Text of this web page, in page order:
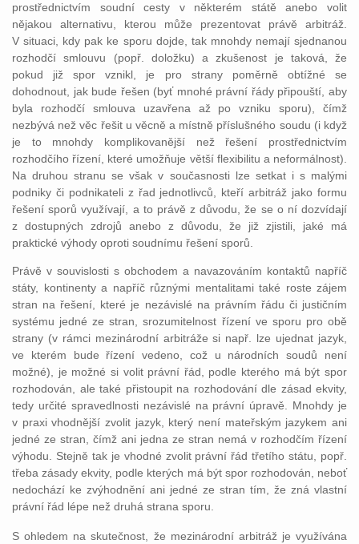
prostřednictvím soudní cesty v některém státě anebo volit
nějakou alternativu, kterou může prezentovat právě arbitráž.
V situaci, kdy pak ke sporu dojde, tak mnohdy nemají sjednanou
rozhodčí smlouvu (popř. doložku) a zkušenost je taková, že
pokud již spor vznikl, je pro strany poměrně obtížné se
dohodnout, jak bude řešen (byť mnohé právní řády připouští, aby
byla rozhodčí smlouva uzavřena až po vzniku sporu), čímž
nezbývá než věc řešit u věcně a místně příslušného soudu (i když
je to mnohdy komplikovanější než řešení prostřednictvím
rozhodčího řízení, které umožňuje větší flexibilitu a neformálnost).
Na druhou stranu se však v současnosti lze setkat i s malými
podniky či podnikateli z řad jednotlivců, kteří arbitráž jako formu
řešení sporů využívají, a to právě z důvodu, že se o ní dozvídají
z dostupných zdrojů anebo z důvodu, že již zjistili, jaké má
praktické výhody oproti soudnímu řešení sporů.
Právě v souvislosti s obchodem a navazováním kontaktů napříč
státy, kontinenty a napříč různými mentalitami také roste zájem
stran na řešení, které je nezávislé na právním řádu či justičním
systému jedné ze stran, srozumitelnost řízení ve sporu pro obě
strany (v rámci mezinárodní arbitráže si např. lze ujednat jazyk,
ve kterém bude řízení vedeno, což u národních soudů není
možné), je možné si volit právní řád, podle kterého má být spor
rozhodován, ale také přistoupit na rozhodování dle zásad ekvity,
tedy určité spravedlnosti nezávislé na právní úpravě. Mnohdy je
v praxi vhodnější zvolit jazyk, který není mateřským jazykem ani
jedné ze stran, čímž ani jedna ze stran nemá v rozhodčím řízení
výhodu. Stejně tak je vhodné zvolit právní řád třetího státu, popř.
třeba zásady ekvity, podle kterých má být spor rozhodován, neboť
nedochází ke zvýhodnění ani jedné ze stran tím, že zná vlastní
právní řád lépe než druhá strana sporu.
S ohledem na skutečnost, že mezinárodní arbitráž je využívána